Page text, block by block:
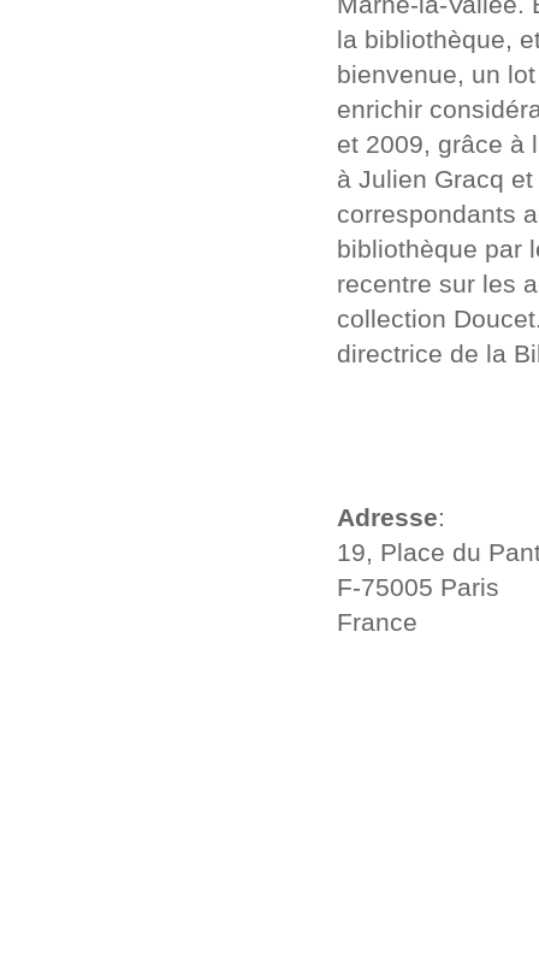
la bibliothèque,
bienvenue, un
enrichir
et 2009, grâce à
à Julien Gracq
correspondants
bibliothèque par
recentre sur les
collection
directrice de la
Adresse:
19, Place du
F-75005 Paris
France